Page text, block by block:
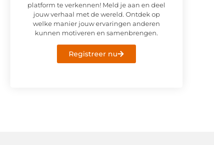
platform te verkennen! Meld je aan en deel
jouw verhaal met de wereld. Ontdek op
welke manier jouw ervaringen anderen
kunnen motiveren en samenbrengen.
Registreer nu